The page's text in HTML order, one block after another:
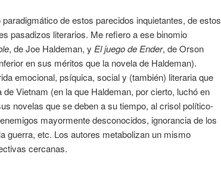
de estos parecidos inquietantes, de estos
pasadizos literarios. Me refiero a ese binomio
, de Joe Haldeman, y El juego de Ender, de Orson
en sus méritos que la novela de Haldeman).
emocional, psíquica, social y (también) literaria que
Vietnam (en la que Haldeman, por cierto, luchó en
novelas que se deben a su tiempo, al crisol político-
mayormente desconocidos, ignorancia de los
guerra, etc. Los autores metabolizan un mismo
cercanas.